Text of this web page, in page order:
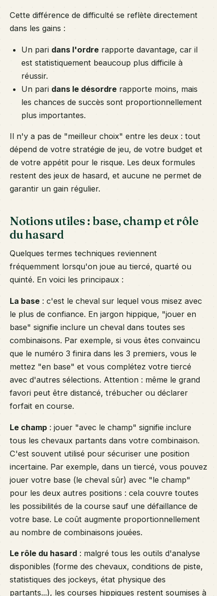
Cette différence de difficulté se reflète directement
dans les gains :
Un pari dans l'ordre rapporte davantage, car il
est statistiquement beaucoup plus difficile à
réussir.
Un pari dans le désordre rapporte moins, mais
les chances de succès sont proportionnellement
plus importantes.
Il n'y a pas de "meilleur choix" entre les deux : tout
dépend de votre stratégie de jeu, de votre budget et
de votre appétit pour le risque. Les deux formules
restent des jeux de hasard, et aucune ne permet de
garantir un gain régulier.
Notions utiles : base, champ et rôle
du hasard
Quelques termes techniques reviennent
fréquemment lorsqu'on joue au tiercé, quarté ou
quinté. En voici les principaux :
La base : c'est le cheval sur lequel vous misez avec
le plus de confiance. En jargon hippique, "jouer en
base" signifie inclure un cheval dans toutes ses
combinaisons. Par exemple, si vous êtes convaincu
que le numéro 3 finira dans les 3 premiers, vous le
mettez "en base" et vous complétez votre tiercé
avec d'autres sélections. Attention : même le grand
favori peut être distancé, trébucher ou déclarer
forfait en course.
Le champ : jouer "avec le champ" signifie inclure
tous les chevaux partants dans votre combinaison.
C'est souvent utilisé pour sécuriser une position
incertaine. Par exemple, dans un tiercé, vous pouvez
jouer votre base (le cheval sûr) avec "le champ"
pour les deux autres positions : cela couvre toutes
les possibilités de la course sauf une défaillance de
votre base. Le coût augmente proportionnellement
au nombre de combinaisons jouées.
Le rôle du hasard : malgré tous les outils d'analyse
disponibles (forme des chevaux, conditions de piste,
statistiques des jockeys, état physique des
partants...), les courses hippiques restent soumises à